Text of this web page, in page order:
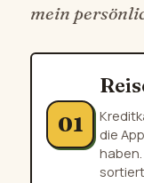
mein
01
die
sortiert.